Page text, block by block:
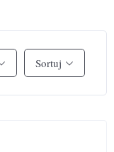
Sortuj